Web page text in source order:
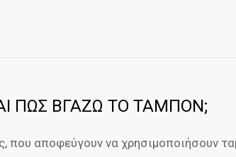
ΠΩΣ ΒΓΑΖΩ ΤΟ ΤΑΜΠΟΝ;
που αποφεύγουν να χρησιμοποιήσουν